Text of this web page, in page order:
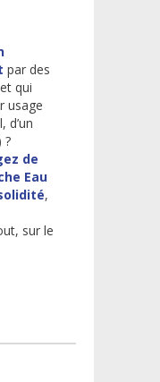
par des
qui
usage
d’un
?
de
Eau
,
sur le